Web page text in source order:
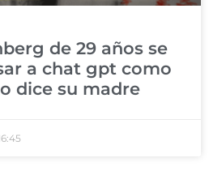
de 29 años se
a chat gpt como
dice su madre